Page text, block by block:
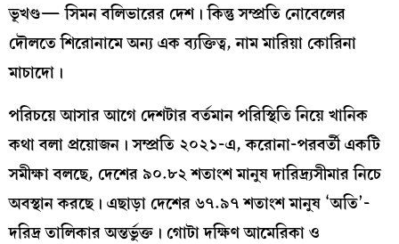
ভূখণ্ড— সিমন বলিভারের দেশ। কিন্তু সম্প্রতি নোবেলের
দৌলতে শিরোনামে অন্য এক ব্যক্তিত্ব, নাম মারিয়া কোরিনা
মাচাদো।
পরিচয়ে আসার আগে দেশটার বর্তমান পরিস্থিতি নিয়ে খানিক
কথা বলা প্রয়োজন। সম্প্রতি ২০২১-এ, করোনা-পরবর্তী একটি
সমীক্ষা বলছে, দেশের ৯০.৮২ শতাংশ মানুষ দারিদ্র্যসীমার নিচে
অবস্থান করছে। এছাড়া দেশের ৬৭.৯৭ শতাংশ মানুষ ‘অতি’-
দরিদ্র তালিকার অন্তর্ভুক্ত। গোটা দক্ষিণ আমেরিকা ও